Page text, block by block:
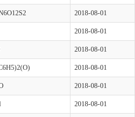
2018-08-01
2018-08-01
2018-08-01
2018-08-01
2018-08-01
2018-08-01